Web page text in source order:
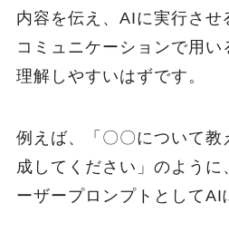
内容を伝え、AIに実行させ
コミュニケーションで用い
理解しやすいはずです。
例えば、「〇〇について教
成してください」のように
ーザープロンプトとしてAI